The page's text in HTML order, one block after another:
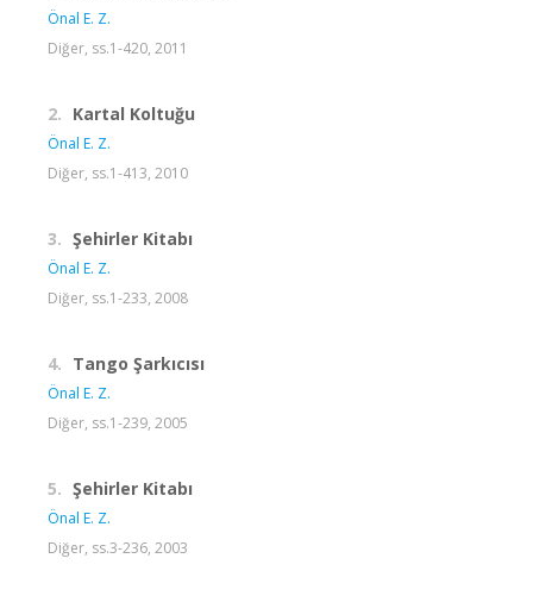
Önal E. Z.
Diğer, ss.1-420, 2011
2. Kartal Koltuğu
Önal E. Z.
Diğer, ss.1-413, 2010
3. Şehirler Kitabı
Önal E. Z.
Diğer, ss.1-233, 2008
4. Tango Şarkıcısı
Önal E. Z.
Diğer, ss.1-239, 2005
5. Şehirler Kitabı
Önal E. Z.
Diğer, ss.3-236, 2003